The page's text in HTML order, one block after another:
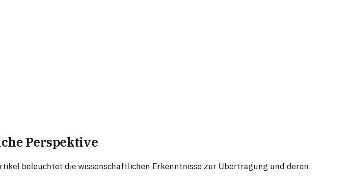
Perspektive
beleuchtet die wissenschaftlichen Erkenntnisse zur Übertragung und deren